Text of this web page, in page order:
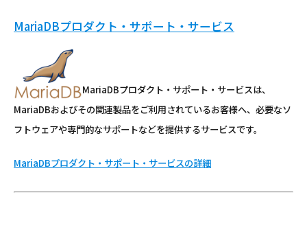
MariaDBプロダクト・サポート・サービス
MariaDBプロダクト・サポート・サービスは、
MariaDBおよびその関連製品をご利用されているお客様へ、必要なソ
フトウェアや専門的なサポートなどを提供するサービスです。
MariaDBプロダクト・サポート・サービスの詳細